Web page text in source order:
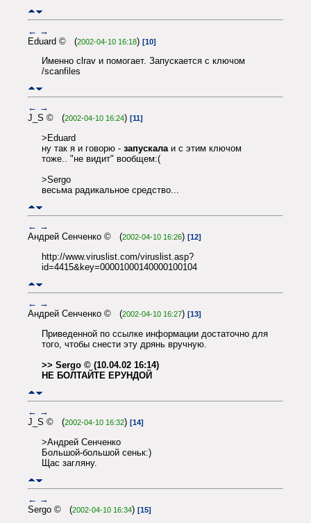
← →
Eduard © (2002-04-10 16:18) [10]
Именно clrav и помогает. Запускается с ключом
/scanfiles
← →
J_S © (2002-04-10 16:24) [11]
>Eduard
ну так я и говорю - запускала и с этим ключом
тоже.. "не видит" вообщем:(
>Sergo
весьма радикальное средство...
← →
Андрей Сенченко © (2002-04-10 16:26) [12]
http://www.viruslist.com/viruslist.asp?
id=4415&key=00001000140000100104
← →
Андрей Сенченко © (2002-04-10 16:27) [13]
Приведенной по ссылке информации достаточно для
того, чтобы снести эту дрянь вручную.
>> Sergo © (10.04.02 16:14)
НЕ БОЛТАЙТЕ ЕРУНДОЙ
← →
J_S © (2002-04-10 16:32) [14]
>Андрей Сенченко
Большой-большой сеньк:)
Щас загляну.
← →
Sergo © (2002-04-10 16:34) [15]